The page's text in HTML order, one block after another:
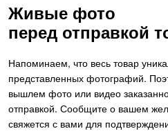
Живые фото
перед отправкой
Напоминаем, что весь товар
представленных фотографий.
вышлем фото или видео
отправкой. Сообщите о вашем
свяжется с вами для